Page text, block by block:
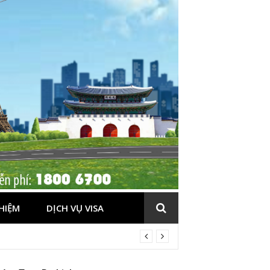
DỊCH VỤ VISA